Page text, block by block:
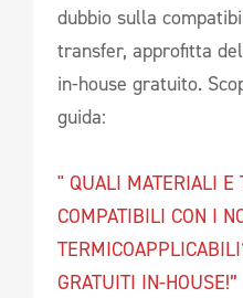
dubbio sulla
transfer, approfitta
in-house gratuito.
guida:
" QUALI MATERIALI E
COMPATIBILI CON I
GRATUITI IN-HOUSE!”